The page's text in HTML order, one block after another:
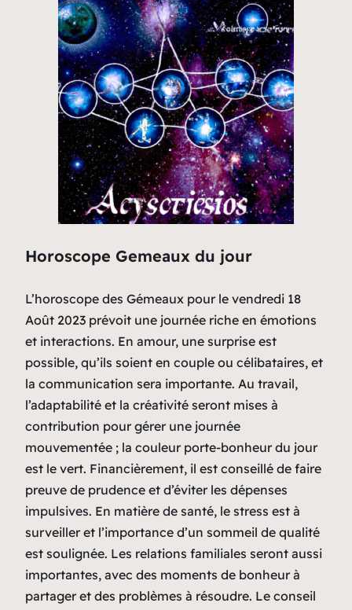
Horoscope Gemeaux du jour
L’horoscope des Gémeaux pour le vendredi 18
Août 2023 prévoit une journée riche en émotions
et interactions. En amour, une surprise est
possible, qu’ils soient en couple ou célibataires, et
la communication sera importante. Au travail,
l’adaptabilité et la créativité seront mises à
contribution pour gérer une journée
mouvementée ; la couleur porte-bonheur du jour
est le vert. Financièrement, il est conseillé de faire
preuve de prudence et d’éviter les dépenses
impulsives. En matière de santé, le stress est à
surveiller et l’importance d’un sommeil de qualité
est soulignée. Les relations familiales seront aussi
importantes, avec des moments de bonheur à
partager et des problèmes à résoudre. Le conseil